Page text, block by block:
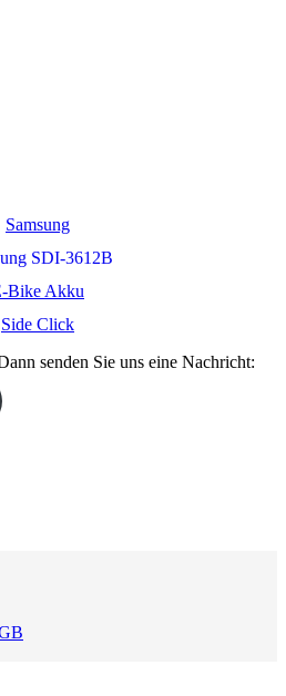
Samsung
SDI-3612B
Bike Akku
Side Click
senden Sie uns eine Nachricht: